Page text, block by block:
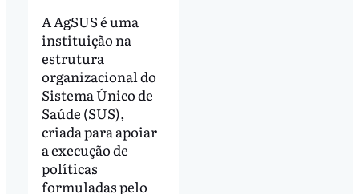
A AgSUS é uma
instituição na
estrutura
organizacional do
Sistema Único de
Saúde (SUS),
criada para apoiar
a execução de
políticas
formuladas pelo